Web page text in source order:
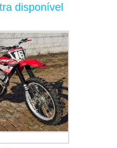
disponível